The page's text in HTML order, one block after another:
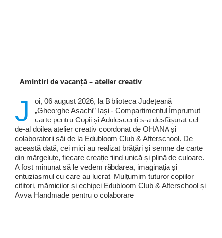
Amintiri de vacanță – atelier creativ
J
oi, 06 august 2026, la Biblioteca Județeană
„Gheorghe Asachi” Iași - Compartimentul Împrumut
carte pentru Copii și Adolescenți s-a desfășurat cel
de-al doilea atelier creativ coordonat de OHANA și
colaboratorii săi de la Edubloom Club & Afterschool. De
această dată, cei mici au realizat brățări și semne de carte
din mărgeluțe, fiecare creație fiind unică și plină de culoare.
A fost minunat să le vedem răbdarea, imaginația și
entuziasmul cu care au lucrat. Mulțumim tuturor copiilor
cititori, mămicilor și echipei Edubloom Club & Afterschool și
Avva Handmade pentru o colaborare